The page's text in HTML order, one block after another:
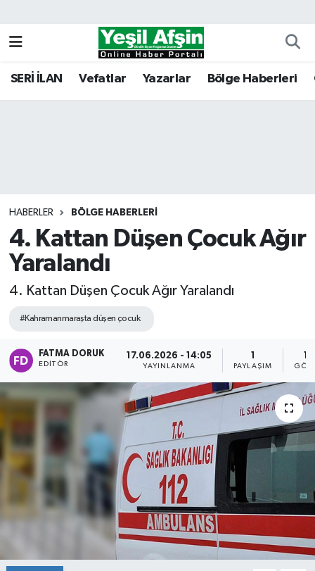
SERİ İLAN Vefatlar Yazarlar Bölge Haberleri
HABERLER BÖLGE HABERLERI
4. Kattan Düşen Çocuk Ağır
Yaralandı
4. Kattan Düşen Çocuk Ağır Yaralandı
#Kahramanmaraşta düşen çocuk
FATMA DORUK
EDITÖR
17.06.2026 - 14:05
YAYINLANMA
1
PAYLAŞIM
Kahramanmaraş Nöbetçi Eczaneler
Tüm Manşetler
Son Dakika Haberleri